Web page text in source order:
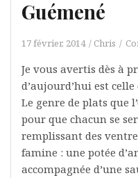
Guémené
17 février, 2014 Chris
Je vous avertis dès à
d’aujourd’hui est
Le genre de plats que
pour que chacun se
remplissant des
famine : une potée
accompagnée d’une